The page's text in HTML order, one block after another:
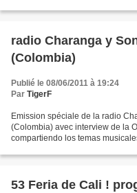
radio Charanga y
(Colombia)
Publié le 08/06/2011 à 19:24
Par TigerF
Emission spéciale de la radio
(Colombia) avec interview de la
compartiendo los temas
53 Feria de Cali !